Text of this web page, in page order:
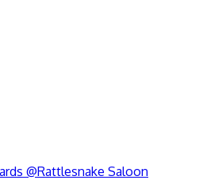
@Rattlesnake Saloon